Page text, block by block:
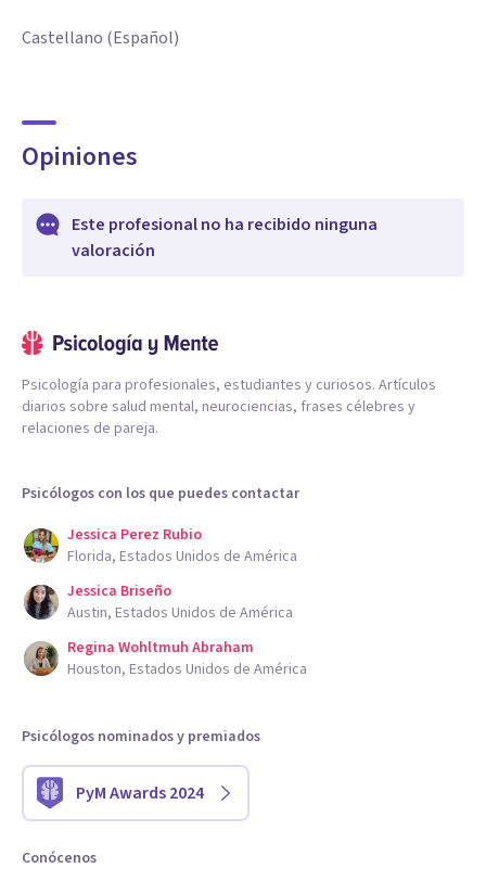
Castellano (Español)
Opiniones
Este profesional no ha recibido ninguna
valoración
Psicología para profesionales, estudiantes y curiosos. Artículos
diarios sobre salud mental, neurociencias, frases célebres y
relaciones de pareja.
Psicólogos con los que puedes contactar
Jessica Perez Rubio
Florida, Estados Unidos de América
Jessica Briseño
Austin, Estados Unidos de América
Regina Wohltmuh Abraham
Houston, Estados Unidos de América
Psicólogos nominados y premiados
PyM Awards 2024
Conócenos